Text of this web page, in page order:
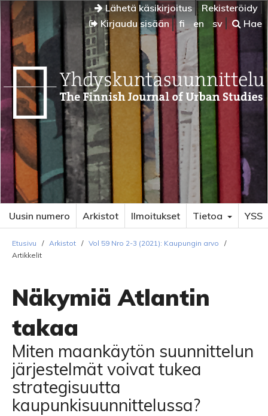
Lähetä käsikirjoitus
Rekisteröidy
Kirjaudu sisään
fi en sv Hae
Uusin numero Arkistot Ilmoitukset Tietoa YSS
Etusivu / Arkistot / Vol 59 Nro 2-3 (2021): Kaupungin arvo
/
Artikkelit
Näkymiä Atlantin
takaa
Miten maankäytön suunnittelun
järjestelmät voivat tukea
strategisuutta
kaupunkisuunnittelussa?